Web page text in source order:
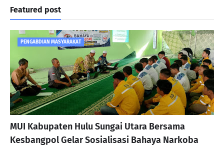
Featured post
PENGABDIAN MASYARAKAT
MUI Kabupaten Hulu Sungai Utara Bersama
Kesbangpol Gelar Sosialisasi Bahaya Narkoba